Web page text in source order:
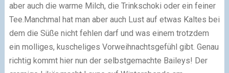
aber auch die warme Milch, die Trinkschoki oder ein feiner
Tee. Manchmal hat man aber auch Lust auf etwas Kaltes bei
dem die Süße nicht fehlen darf und was einem trotzdem
ein molliges, kuscheliges Vorweihnachtsgefühl gibt. Genau
richtig kommt hier nun der selbstgemachte Baileys! Der